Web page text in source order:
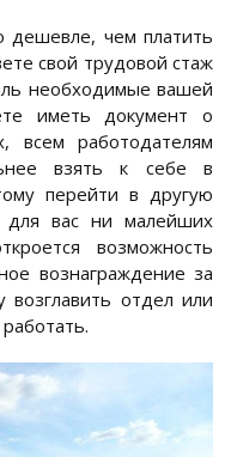
дешевле, чем платить
свой трудовой стаж
необходимые вашей
иметь документ о
всем работодателям
взять к себе в
перейти в другую
для вас ни малейших
возможность
вознаграждение за
отдел или